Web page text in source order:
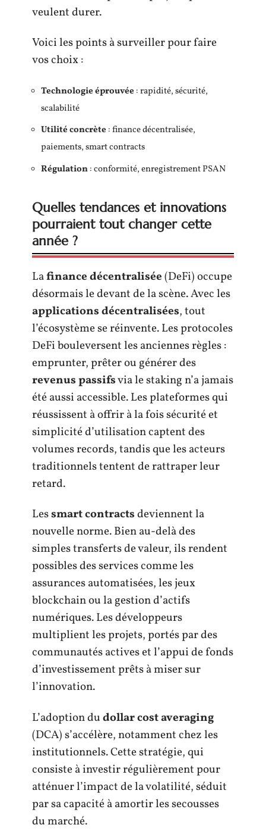
veulent durer.
Voici les points à surveiller pour faire
vos choix :
Technologie éprouvée : rapidité, sécurité,
scalabilité
Utilité concrète : finance décentralisée,
paiements, smart contracts
Régulation: conformité, enregistrement PSAN
Quelles tendances et innovations
pourraient tout changer cette
année ?
Lafinance décentralisée(DeFi) occupe
désormais le devant de la scène. Avec les
applications décentralisées, tout
l’écosystème se réinvente. Les protocoles
DeFi bouleversent les anciennes règles :
emprunter, prêter ou générer des
revenus passifsvia le staking n’a jamais
été aussi accessible. Les plateformes qui
réussissent à offrir à la fois sécurité et
simplicité d’utilisation captent des
volumes records, tandis que les acteurs
traditionnels tentent de rattraper leur
retard.
Lessmart contractsdeviennent la
nouvelle norme. Bien au-delà des
simples transferts de valeur, ils rendent
possibles des services comme les
assurances automatisées, les jeux
blockchain ou la gestion d’actifs
numériques. Les développeurs
multiplient les projets, portés par des
communautés actives et l’appui de fonds
d’investissement prêts à miser sur
l’innovation.
L’adoption dudollar cost averaging
(DCA) s’accélère, notamment chez les
institutionnels. Cette stratégie, qui
consiste à investir régulièrement pour
atténuer l’impact de la volatilité, séduit
par sa capacité à amortir les secousses
du marché.